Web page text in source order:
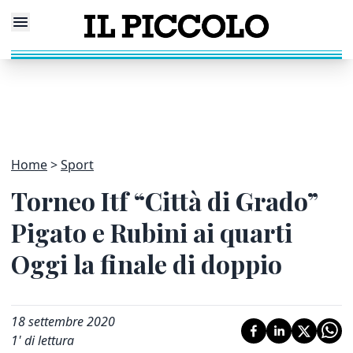
Home Sport
Torneo Itf “Città di Grado”
Pigato e Rubini ai quarti
Oggi la finale di doppio
18 settembre 2020
1' di lettura